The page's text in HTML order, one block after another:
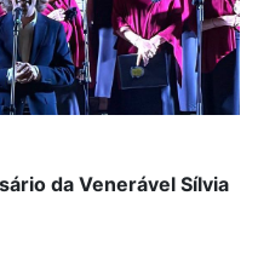
da Venerável Sílvia